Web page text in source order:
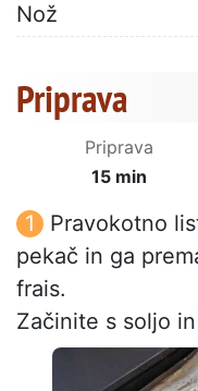
Nož
Priprava
Priprava
15 min
Pravokotno
pekač in ga
frais.
Začinite s soljo